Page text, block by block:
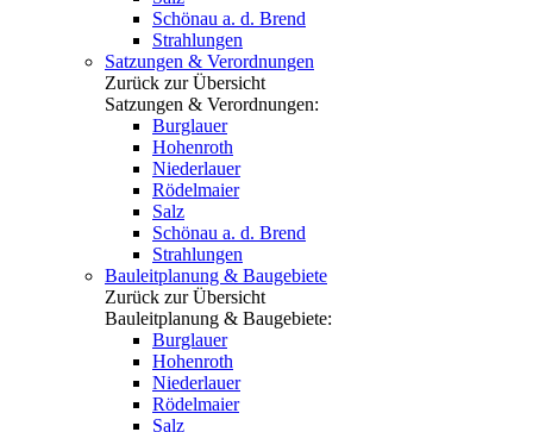
Schönau a. d. Brend
Strahlungen
Satzungen & Verordnungen
Zurück zur Übersicht
Satzungen & Verordnungen:
Burglauer
Hohenroth
Niederlauer
Rödelmaier
Salz
Schönau a. d. Brend
Strahlungen
Bauleitplanung & Baugebiete
Zurück zur Übersicht
Bauleitplanung & Baugebiete:
Burglauer
Hohenroth
Niederlauer
Rödelmaier
Salz